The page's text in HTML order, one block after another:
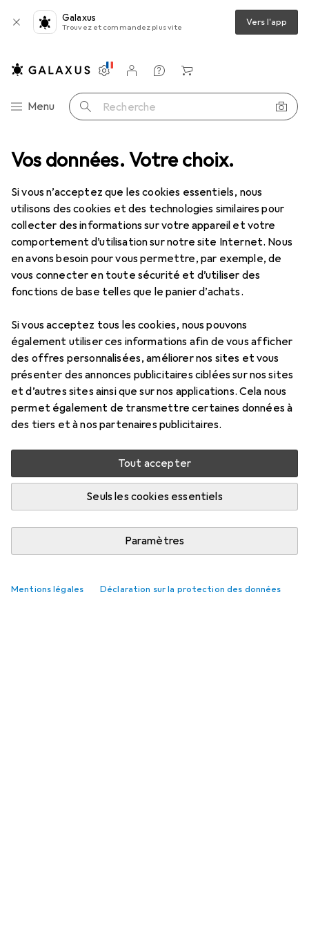
Vos données. Votre choix.
Si vous n’acceptez que les cookies essentiels, nous
utilisons des cookies et des technologies similaires pour
collecter des informations sur votre appareil et votre
comportement d’utilisation sur notre site Internet. Nous
en avons besoin pour vous permettre, par exemple, de
vous connecter en toute sécurité et d’utiliser des
fonctions de base telles que le panier d’achats.
Si vous acceptez tous les cookies, nous pouvons
également utiliser ces informations afin de vous afficher
des offres personnalisées, améliorer nos sites et vous
présenter des annonces publicitaires ciblées sur nos sites
et d’autres sites ainsi que sur nos applications. Cela nous
permet également de transmettre certaines données à
des tiers et à nos partenaires publicitaires.
Tout accepter
Seuls les cookies essentiels
Paramètres
Mentions légales Déclaration sur la protection des données
Galaxus
Trouvez et commandez plus vite Vers l'app
Navigation par catégorie
Menu Recherche
Paramètres
Compte client
Listes de comparaison
Listes d'envies
Panier
Peinture loisirs créatifs Faber-Castell Aquarelle
EUR
30,68
Faber-Castell
Aquarelle
Accessoires pour Faber-Castell
Aquarelle
Ici, vous trouverez des accessoires compatibles avec le
produit Faber-Castell Aquarelle.
Pertinence
Liste des produits